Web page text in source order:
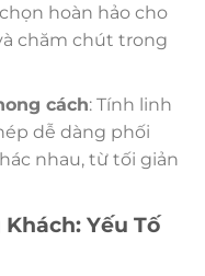
hoàn hảo cho
chăm chút trong
cách: Tính linh
dễ dàng phối
nhau, từ tối giản
Yếu Tố